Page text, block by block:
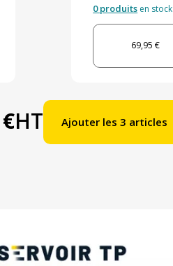
0 produits en stock
69,95 €
HT Ajouter les 3 articles